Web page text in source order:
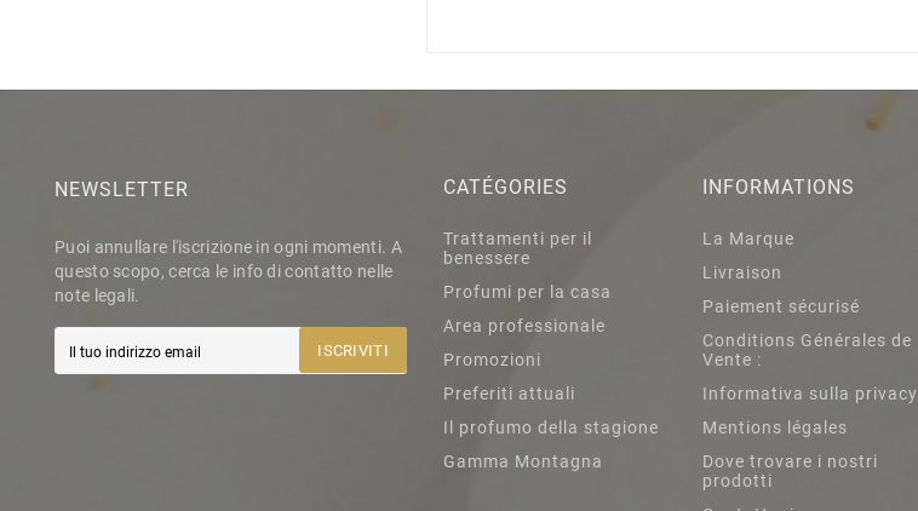
NEWSLETTER
Puoi annullare l'iscrizione in ogni momenti. A
questo scopo, cerca le info di contatto nelle
note legali.
ISCRIVITI
CATÉGORIES
Trattamenti per il
benessere
Profumi per la casa
Area professionale
Promozioni
Preferiti attuali
Il profumo della stagione
Gamma Montagna
INFORMATIONS
La Marque
Livraison
Paiement sécurisé
Conditions Générales de
Vente :
Informativa sulla privacy
Mentions légales
Dove trovare i nostri
prodotti